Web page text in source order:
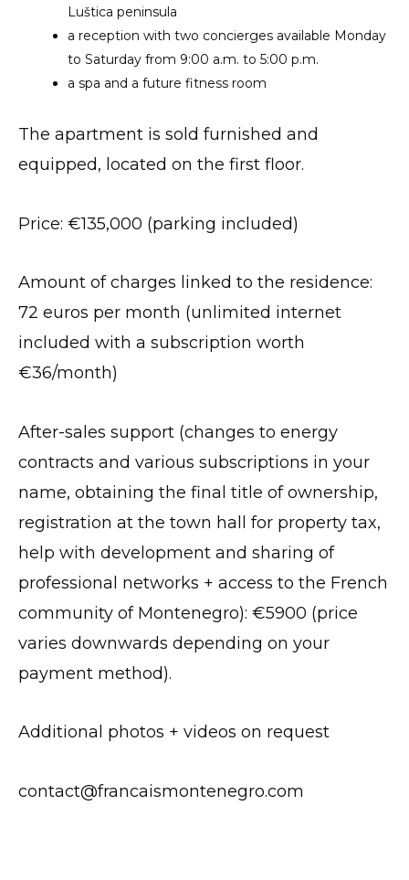
Luštica peninsula
a reception with two concierges available Monday
to Saturday from 9:00 a.m. to 5:00 p.m.
a spa and a future fitness room
The apartment is sold furnished and
equipped, located on the first floor.
Price: €135,000 (parking included)
Amount of charges linked to the residence:
72 euros per month (unlimited internet
included with a subscription worth
€36/month)
After-sales support (changes to energy
contracts and various subscriptions in your
name, obtaining the final title of ownership,
registration at the town hall for property tax,
help with development and sharing of
professional networks + access to the French
community of Montenegro): €5900 (price
varies downwards depending on your
payment method).
Additional photos + videos on request
contact@francaismontenegro.com